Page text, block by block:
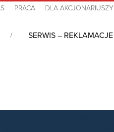
PRACA DLA AKCJONARIUSZY
SERWIS – REKLAMACJE